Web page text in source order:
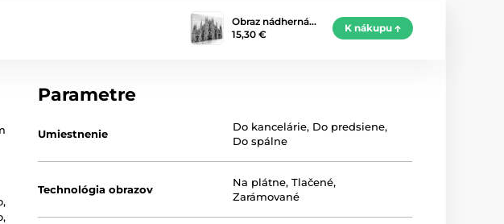
Obraz nádherná…
15,30 €
K nákupu
Parametre
Umiestnenie
Do kancelárie, Do predsiene,
Do spálne
Technológia obrazov
Na plátne,Tlačené,
Zarámované